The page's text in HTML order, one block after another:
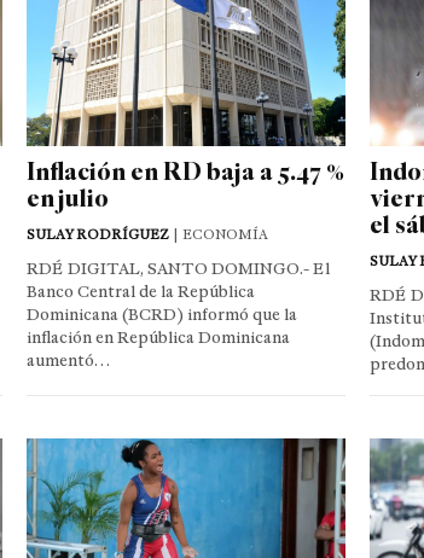
Inflación en RD baja a 5.47 %
en julio
SULAY RODRÍGUEZ| ECONOMÍA
RDÉ DIGITAL, SANTO DOMINGO.- El
Banco Central de la República
Dominicana (BCRD) informó que la
inflación en República Dominicana
aumentó…
el
SULAY
RDÉ